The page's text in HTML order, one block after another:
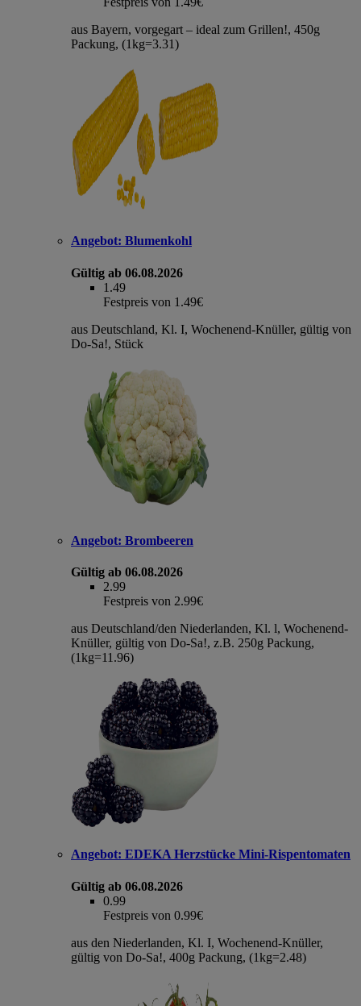
aus Bayern, vorgegart – ideal zum Grillen!, 450g
Packung, (1kg=3.31)
Angebot: Blumenkohl
Gültig ab 06.08.2026
1.49
Festpreis von 1.49€
aus Deutschland, Kl. I, Wochenend-Knüller, gültig von
Do-Sa!, Stück
Angebot: Brombeeren
Gültig ab 06.08.2026
2.99
Festpreis von 2.99€
aus Deutschland/den Niederlanden, Kl. l, Wochenend-
Knüller, gültig von Do-Sa!, z.B. 250g Packung,
(1kg=11.96)
Angebot: EDEKA Herzstücke Mini-Rispentomaten
Gültig ab 06.08.2026
0.99
Festpreis von 0.99€
aus den Niederlanden, Kl. I, Wochenend-Knüller,
gültig von Do-Sa!, 400g Packung, (1kg=2.48)